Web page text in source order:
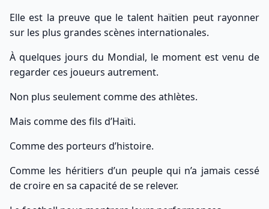
Elle est la preuve que le talent haïtien peut rayonner
sur les plus grandes scènes internationales.
À quelques jours du Mondial, le moment est venu de
regarder ces joueurs autrement.
Non plus seulement comme des athlètes.
Mais comme des fils d’Haïti.
Comme des porteurs d’histoire.
Comme les héritiers d’un peuple qui n’a jamais cessé
de croire en sa capacité de se relever.